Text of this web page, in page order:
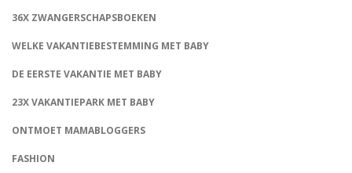
36X ZWANGERSCHAPSBOEKEN
WELKE VAKANTIEBESTEMMING MET BABY
DE EERSTE VAKANTIE MET BABY
23X VAKANTIEPARK MET BABY
ONTMOET MAMABLOGGERS
FASHION